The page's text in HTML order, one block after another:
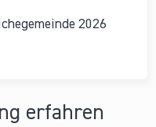
2026
erfahren